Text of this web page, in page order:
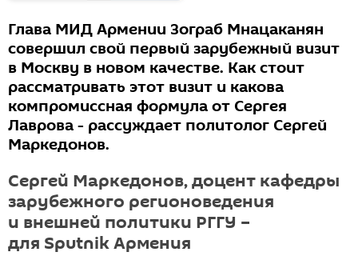
Глава МИД Армении Зограб Мнацаканян
совершил свой первый зарубежный визит
в Москву в новом качестве. Как стоит
рассматривать этот визит и какова
компромиссная формула от Сергея
Лаврова - рассуждает политолог Сергей
Маркедонов.
Сергей Маркедонов, доцент кафедры
зарубежного регионоведения
и внешней политики РГГУ –
для Sputnik Армения